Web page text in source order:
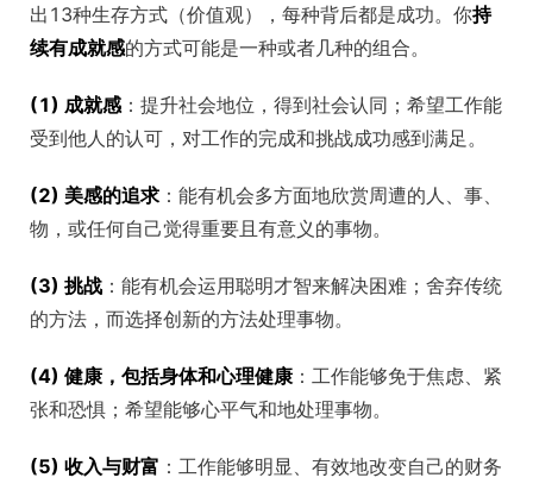
出13种生存方式（价值观），每种背后都是成功。你持
续有成就感的方式可能是一种或者几种的组合。
(1) 成就感 ：提升社会地位，得到社会认同；希望工作能
受到他人的认可，对工作的完成和挑战成功感到满足。
(2) 美感的追求 ：能有机会多方面地欣赏周遭的人、事、
物，或任何自己觉得重要且有意义的事物。
(3) 挑战 ：能有机会运用聪明才智来解决困难；舍弃传统
的方法，而选择创新的方法处理事物。
(4) 健康，包括身体和心理健康 ：工作能够免于焦虑、紧
张和恐惧；希望能够心平气和地处理事物。
(5) 收入与财富 ：工作能够明显、有效地改变自己的财务